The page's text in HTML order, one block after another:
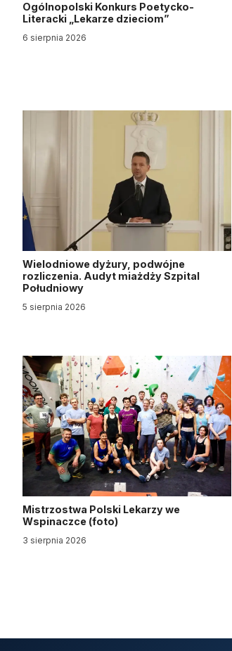
Ogólnopolski Konkurs Poetycko-
Literacki „Lekarze dzieciom”
6 sierpnia 2026
Wielodniowe dyżury, podwójne
rozliczenia. Audyt miażdży Szpital
Południowy
5 sierpnia 2026
Mistrzostwa Polski Lekarzy we
Wspinaczce (foto)
3 sierpnia 2026